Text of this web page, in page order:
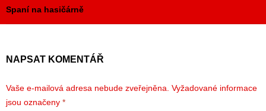
Spaní na hasičárně
NAPSAT KOMENTÁŘ
Vaše e-mailová adresa nebude zveřejněna. Vyžadované informace
jsou označeny *